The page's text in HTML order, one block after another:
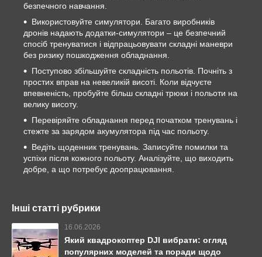
безпечного навчання.
Використовуйте симулятори. Багато виробників
дронів надають додатки-симулятори – це безпечний
спосіб тренуватися і відпрацьовувати складні маневри
без ризику пошкодження обладнання.
Поступово збільшуйте складність польотів. Почніть з
простих вправ на невеликій висоті. Коли відчуєте
впевненість, пробуйте більш складні трюки і польоти на
велику висоту.
Перевіряйте обладнання перед початком тренувань і
стежте за зарядом акумулятора під час польоту.
Ведіть щоденник тренувань. Записуйте помилки та
успіхи після кожного польоту. Аналізуйте, що виходить
добре, а що потребує доопрацювання.
Інші статті рубрики
16.06.2026
Який квадрокоптер DJI вибрати: огляд
популярних моделей та поради щодо